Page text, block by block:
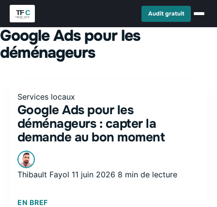
Audit gratuit
Google Ads pour les
déménageurs
Services locaux
Google Ads pour les
déménageurs : capter la
demande au bon moment
Thibault Fayol 11 juin 2026 8 min de lecture
EN BREF